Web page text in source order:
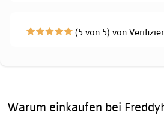
(5 von 5) von
Warum einkaufen bei